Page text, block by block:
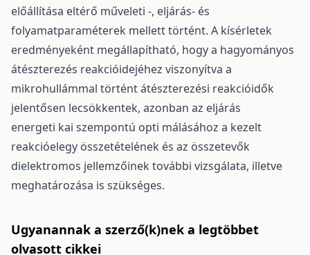
előállítása eltérő műveleti -, eljárás- és
folyamatparaméterek mellett történt. A kísérletek
eredményeként megállapítható, hogy a hagyományos
átészterezés reakcióidejéhez viszonyítva a
mikrohullámmal történt átészterezési reakcióidők
jelentősen lecsökkentek, azonban az eljárás
energeti kai szempontú opti málásához a kezelt
reakcióelegy összetételének és az összetevők
dielektromos jellemzőinek további vizsgálata, illetve
meghatározása is szükséges.
Ugyanannak a szerző(k)nek a legtöbbet
olvasott cikkei